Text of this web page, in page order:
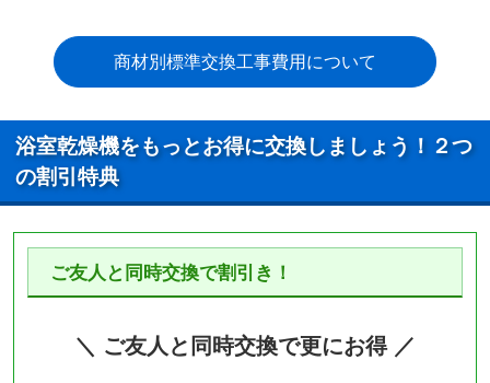
商材別標準交換工事費用について
浴室乾燥機をもっとお得に交換しましょう！２つ
の割引特典
ご友人と同時交換で割引き！
＼ ご友人と同時交換で更にお得 ／